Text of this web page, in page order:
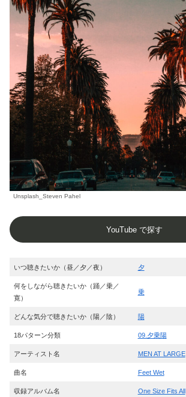
Unsplash_Steven Pahel
YouTube で探す
いつ聴きたいか（昼／夕／夜） 夕
何をしながら聴きたいか（踊／乗／
寛）
乗
どんな気分で聴きたいか（陽／陰） 陽
18パターン分類 09.夕乗陽
アーティスト名 MEN AT LARGE
曲名 Feet Wet
収録アルバム名 One Size Fits All